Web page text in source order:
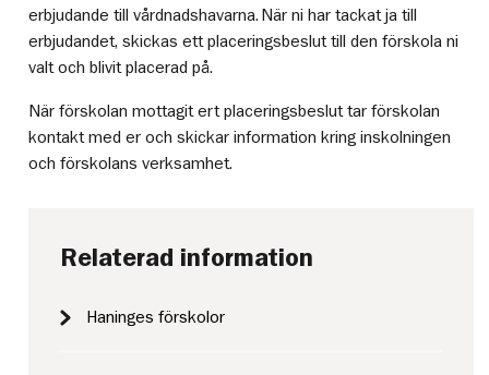
erbjudande till vårdnadshavarna. När ni har tackat ja till
erbjudandet, skickas ett placeringsbeslut till den förskola ni
valt och blivit placerad på.
När förskolan mottagit ert placeringsbeslut tar förskolan
kontakt med er och skickar information kring inskolningen
och förskolans verksamhet.
Relaterad information
Haninges förskolor